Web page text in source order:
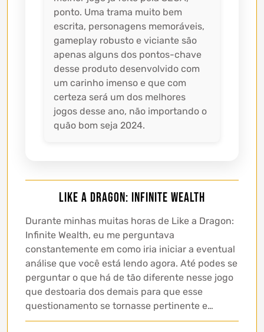
ponto. Uma trama muito bem
escrita, personagens memoráveis,
gameplay robusto e viciante são
apenas alguns dos pontos-chave
desse produto desenvolvido com
um carinho imenso e que com
certeza será um dos melhores
jogos desse ano, não importando o
quão bom seja 2024.
Like a Dragon: Infinite Wealth
Durante minhas muitas horas de Like a Dragon:
Infinite Wealth, eu me perguntava
constantemente em como iria iniciar a eventual
análise que você está lendo agora. Até podes se
perguntar o que há de tão diferente nesse jogo
que destoaria dos demais para que esse
questionamento se tornasse pertinente e…